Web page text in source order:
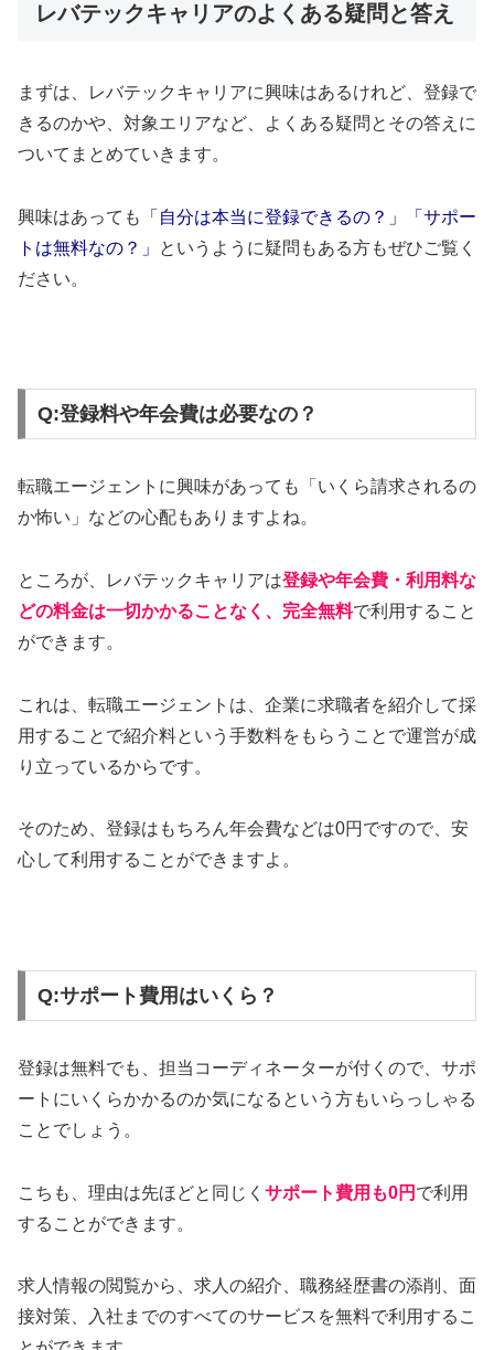
レバテックキャリアのよくある疑問と答え
まずは、レバテックキャリアに興味はあるけれど、登録で
きるのかや、対象エリアなど、よくある疑問とその答えに
ついてまとめていきます。
興味はあっても
「自分は本当に登録できるの？」「サポー
トは無料なの？」
というように疑問もある方もぜひご覧く
ださい。
Q:登録料や年会費は必要なの？
転職エージェントに興味があっても「いくら請求されるの
か怖い」などの心配もありますよね。
ところが、レバテックキャリアは登録や年会費・利用料な
どの料金は一切かかることなく、完全無料で利用すること
ができます。
これは、転職エージェントは、企業に求職者を紹介して採
用することで紹介料という手数料をもらうことで運営が成
り立っているからです。
そのため、登録はもちろん年会費などは0円ですので、安
心して利用することができますよ。
Q:サポート費用はいくら？
登録は無料でも、担当コーディネーターが付くので、サポ
ートにいくらかかるのか気になるという方もいらっしゃる
ことでしょう。
こちも、理由は先ほどと同じく サポート費用も0円 で利用
することができます。
求人情報の閲覧から、求人の紹介、職務経歴書の添削、面
接対策、入社までのすべてのサービスを無料で利用するこ